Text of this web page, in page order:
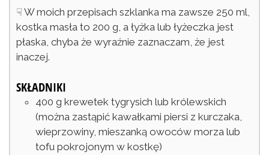
☟ W moich przepisach szklanka ma zawsze 250 ml,
kostka masła to 200 g, a łyżka lub łyżeczka jest
płaska, chyba że wyraźnie zaznaczam, że jest
inaczej.
SKŁADNIKI
400 g krewetek tygrysich lub królewskich
(można zastąpić kawałkami piersi z kurczaka,
wieprzowiny, mieszanką owoców morza lub
tofu pokrojonym w kostkę)